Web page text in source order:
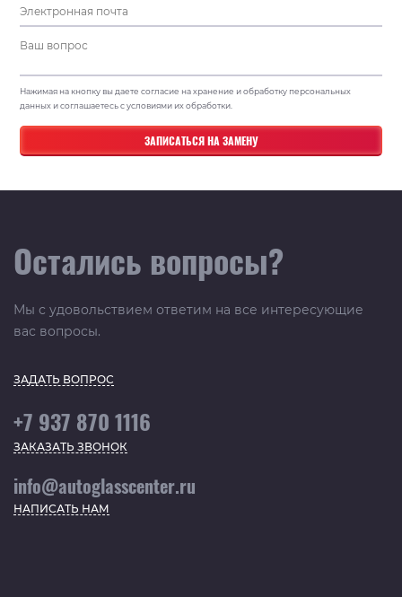
Нажимая на кнопку вы даете согласие на хранение и обработку персональных
данных и соглашаетесь с условиями их обработки.
Остались вопросы?
Мы с удовольствием ответим на все интересующие
вас вопросы.
ЗАДАТЬ ВОПРОС
+7 937 870 1116
ЗАКАЗАТЬ ЗВОНОК
info@autoglasscenter.ru
НАПИСАТЬ НАМ